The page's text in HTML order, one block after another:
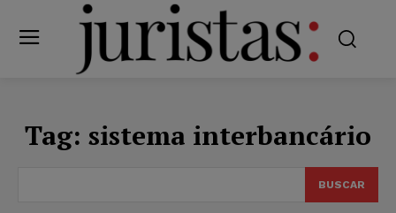
Tag: sistema interbancário
BUSCAR